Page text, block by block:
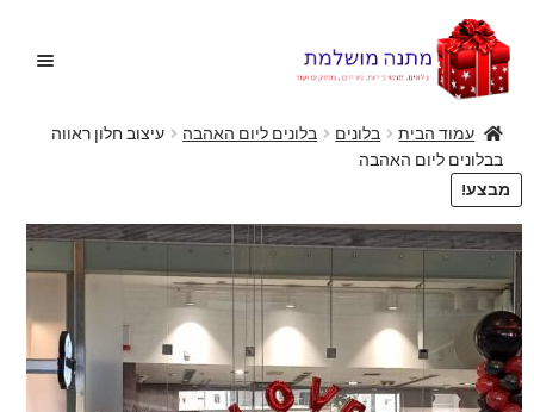
דלג
לניווט
לדלג
לתוכן
בית
בלונים
הרחב
את
הילד
הצעות נישואין
מתנות מקוריות
הרחב
עמוד הבית בלונים בלונים ליום האהבה
עיצוב חלון ראווה
בבלונים ליום האהבה
מבצע!